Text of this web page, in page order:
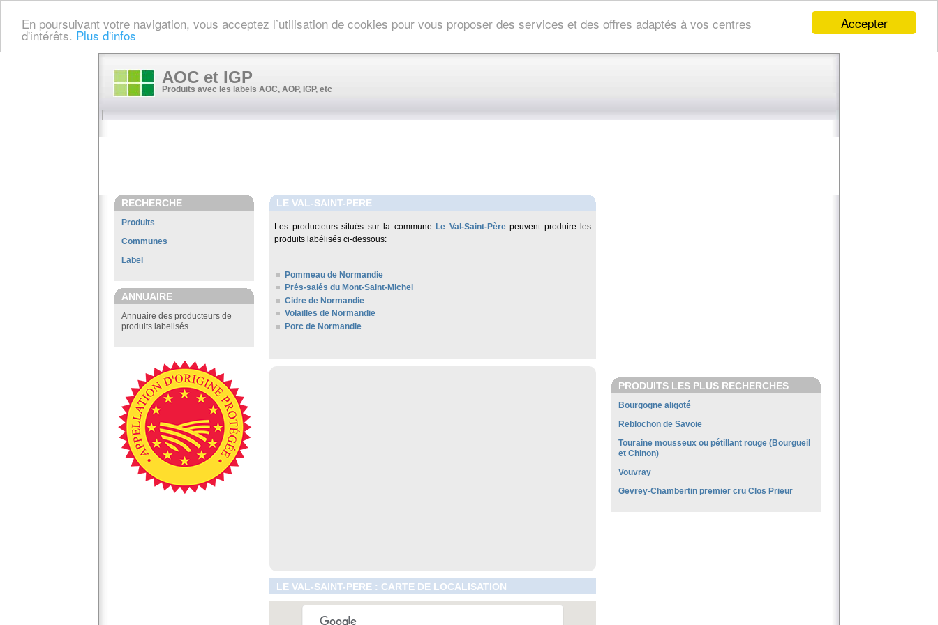
Accepter
En poursuivant votre navigation, vous acceptez l’utilisation de cookies pour vous proposer des services et des offres adaptés à vos centres
d'intérêts. Plus d'infos
AOC et IGP
Produits avec les labels AOC, AOP, IGP, etc
RECHERCHE
Produits
Communes
Label
ANNUAIRE
Annuaire des producteurs de
produits labelisés
LE VAL-SAINT-PERE
Les producteurs situés sur la commune Le Val-Saint-Pèrepeuvent produire les
produits labélisés ci-dessous:
Pommeau de Normandie
Prés-salés du Mont-Saint-Michel
Cidre de Normandie
Volailles de Normandie
Porc de Normandie
LE VAL-SAINT-PERE : CARTE DE LOCALISATION
PRODUITS LES PLUS RECHERCHES
Bourgogne aligoté
Reblochon de Savoie
Touraine mousseux ou pétillant rouge (Bourgueil
et Chinon)
Vouvray
Gevrey-Chambertin premier cru Clos Prieur